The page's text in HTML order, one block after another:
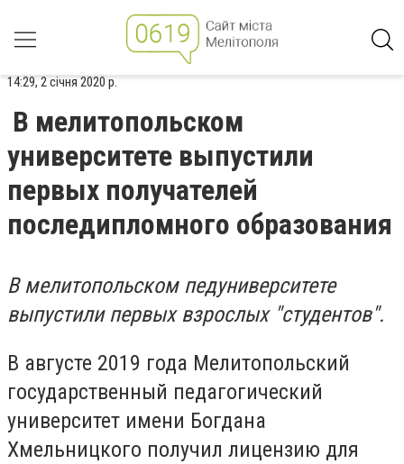
14:29, 2 січня 2020 р.
В мелитопольском
университете выпустили
первых получателей
последипломного образования
В мелитопольском педуниверситете
выпустили первых взрослых "студентов".
В августе 2019 года Мелитопольский
государственный педагогический
университет имени Богдана
Хмельницкого получил лицензию для